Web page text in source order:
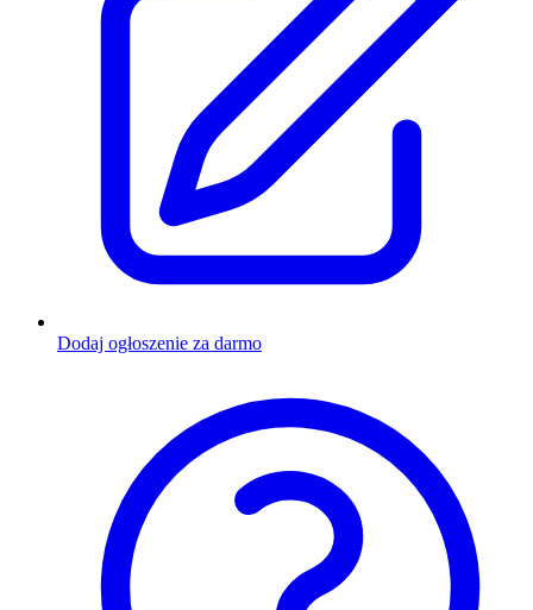
Dodaj ogłoszenie za darmo